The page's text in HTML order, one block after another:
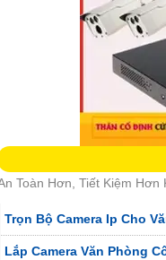
Toàn Hơn, Tiết Kiệm
Trọn Bộ Camera Ip Cho
Lắp Camera Văn Phòng